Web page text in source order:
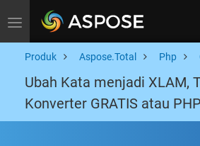
Toggle navigation
Produk Aspose.Total Php
Ubah Kata menjadi XLAM,
Konverter GRATIS atau